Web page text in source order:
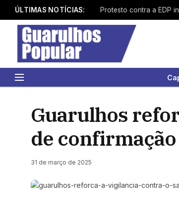
ÚLTIMAS NOTÍCIAS:
Guarulhos
de
31 de março de 2025